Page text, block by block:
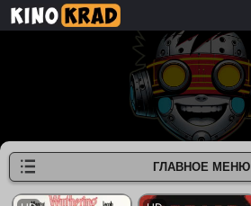
ГЛАВНОЕ МЕНЮ